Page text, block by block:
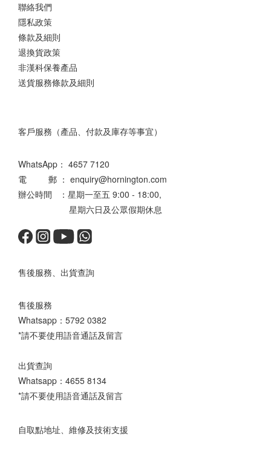
聯絡我們
隱私政策
條款及細則
退換貨政策
非漢科保養產品
送貨服務條款及細則
客戶服務（產品、付款及庫存等事宜）
WhatsApp： 4657 7120
電 郵 ： enquiry@hornington.com
辦公時間 ：星期一至五 9:00 - 18:00,
星期六日及公眾假期休息
售後服務、出貨查詢
售後服務
Whatsapp： 5792 0382
*請不要使用語音通話及留言
出貨查詢
Whatsapp： 4655 8134
*請不要使用語音通話及留言
自取點地址、維修及技術支援